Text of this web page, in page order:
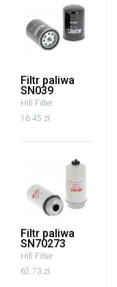
Filtr paliwa
SN039
Hifi Filter
16.45 zł
Filtr paliwa
SN70273
Hifi Filter
62.73 zł